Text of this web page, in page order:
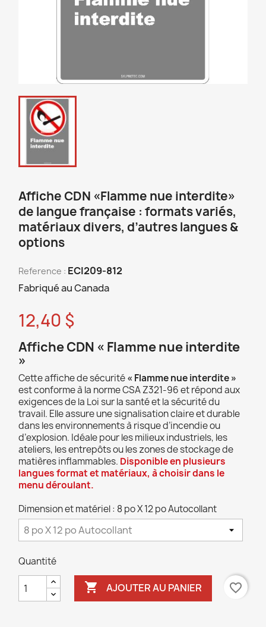
Affiche CDN «Flamme nue interdite»
de langue française : formats variés,
matériaux divers, d’autres langues &
options
Reference : ECI209-812
Fabriqué au Canada
12,40 $
Affiche CDN « Flamme nue interdite
»
Cette affiche de sécurité« Flamme nue interdite »
est conforme à la norme CSA Z321-96 et répond aux
exigences de la Loi sur la santé et la sécurité du
travail. Elle assure une signalisation claire et durable
dans les environnements à risque d’incendie ou
d’explosion. Idéale pour les milieux industriels, les
ateliers, les entrepôts ou les zones de stockage de
matières inflammables. Disponible en plusieurs
langues format et matériaux, à choisir dans le
menu déroulant.
Dimension et matériel : 8 po X 12 po Autocollant
Quantité
 AJOUTER AU PANIER favorite_border